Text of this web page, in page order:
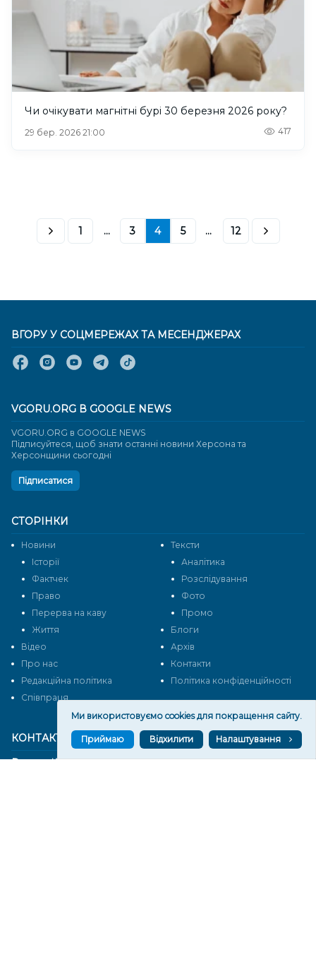
Чи очікувати магнітні бурі 30 березня 2026 року?
29 бер. 2026 21:00 417
1 ... 3 4 5 ... 12
КОНТАКТИ
Редакційний відділ:
СТОРІНКИ
Новини
Тексти
Історії
Аналітика
Фактчек
Розслідування
Право
Фото
Перерва на каву
Промо
Життя
Блоги
Відео
Архів
Про нас
Контакти
Редакційна політика
Політика конфіденційності
Cпівпраця
ВГОРУ У СОЦМЕРЕЖАХ ТА МЕСЕНДЖЕРАХ
VGORU.ORG В GOOGLE NEWS
VGORU.ORG в GOOGLE NEWS
Підписуйтеся, щоб знати останні новини Херсона та
Херсонщини сьогодні
Підписатися
Ми використовуємо cookies для покращення сайту.
Приймаю Відхилити Налаштування